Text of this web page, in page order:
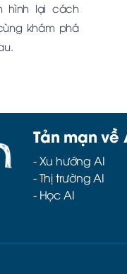
hình lại cách
khám phá
Tản mạn về
-Xu hướng AI
-Thị trường AI
- Học AI